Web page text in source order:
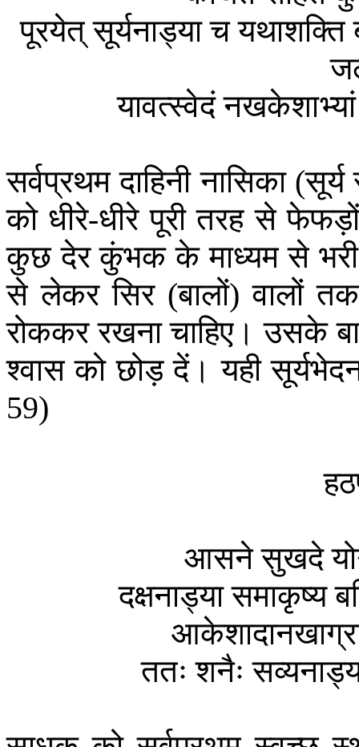
पूरयेत् सूर्यनाड्या च यथाशक्ति
यावत्स्वेदं नखकेशाभ्यां
सर्वप्रथम दाहिनी नासिका(सूर्य
को धीरे-धीरे पूरी तरह से
कुछ देर कुंभक के माध्यम से भरी
से लेकर सिर(बालों)वालों तक
रोककर रखना चाहिए। उसके
श्वास को छोड़ दें। यही
59)
आसने सुखदे
दक्षनाड्या समाकृष्य
ततः शनैः